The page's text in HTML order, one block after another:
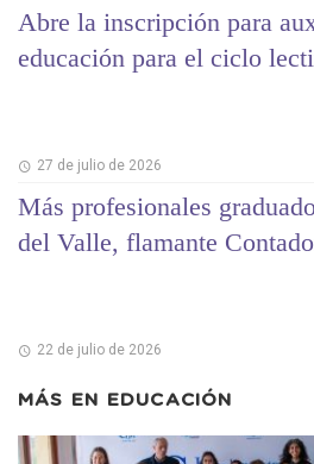
Abre la inscripción para
educación para el ciclo
27 de julio de 2026
Más profesionales
del Valle, flamante
22 de julio de 2026
MÁS EN EDUCACIÓN